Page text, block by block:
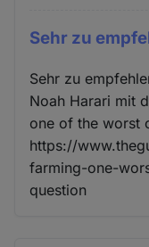
Sehr zu
Sehr zu
Noah Harari mit
one of the worst
https://
farming-one-
question